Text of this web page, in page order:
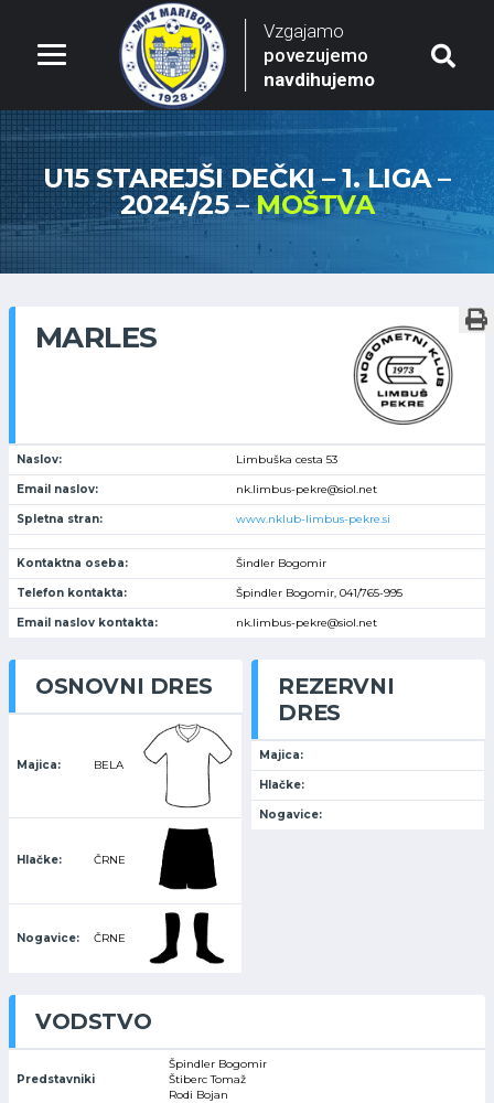
Vzgajamo
povezujemo
navdihujemo
U15 STAREJŠI DEČKI – 1. LIGA –
2024/25 –MOŠTVA
MARLES
Naslov: Limbuška cesta 53
Email naslov: nk.limbus-pekre@siol.net
Spletna stran: www.nklub-limbus-pekre.si
Kontaktna oseba: Šindler Bogomir
Telefon kontakta: Špindler Bogomir, 041/765-995
Email naslov kontakta: nk.limbus-pekre@siol.net
OSNOVNI DRES
Majica: BELA
Hlačke: ČRNE
Nogavice: ČRNE
REZERVNI
DRES
Majica:
Hlačke:
Nogavice:
VODSTVO
Predstavniki
Špindler Bogomir
Štiberc Tomaž
Rodi Bojan